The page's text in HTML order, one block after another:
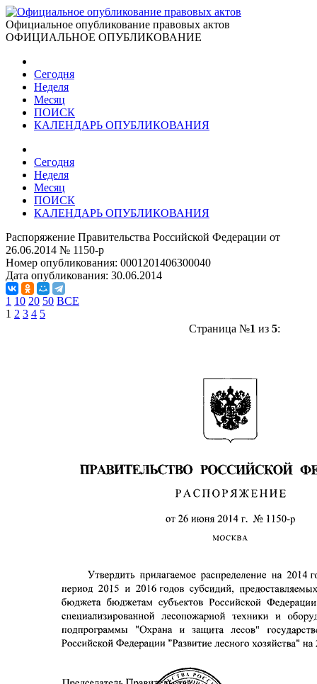
Официальное опубликование правовых актов
ОФИЦИАЛЬНОЕ ОПУБЛИКОВАНИЕ
Сегодня
Неделя
Месяц
ПОИСК
КАЛЕНДАРЬ ОПУБЛИКОВАНИЯ
Сегодня
Неделя
Месяц
ПОИСК
КАЛЕНДАРЬ ОПУБЛИКОВАНИЯ
Распоряжение Правительства Российской Федерации от
26.06.2014 № 1150-р
Номер опубликования: 0001201406300040
Дата опубликования: 30.06.2014
1 10 20 50 ВСЕ
1 2 3 4 5
Страница №1 из 5: